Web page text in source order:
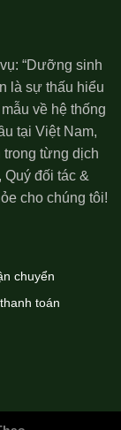
“Dưỡng sinh
là sự thấu hiểu
về hệ thống
tại Việt Nam,
trong từng dịch
đối tác &
cho chúng tôi!
chuyển
toán